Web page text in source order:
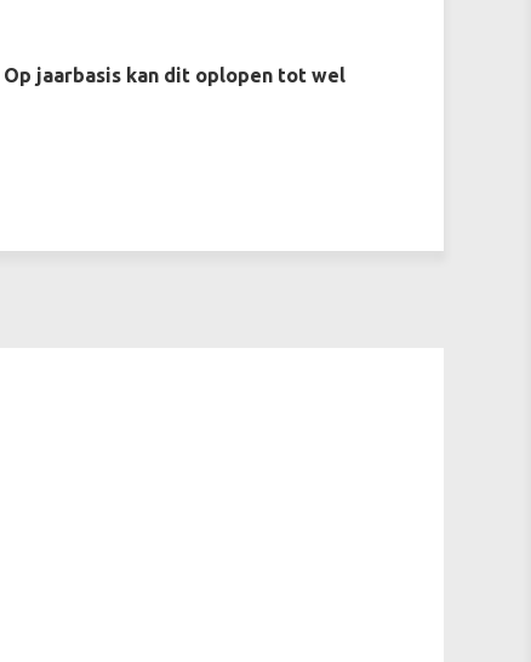
Op jaarbasis kan dit oplopen tot wel